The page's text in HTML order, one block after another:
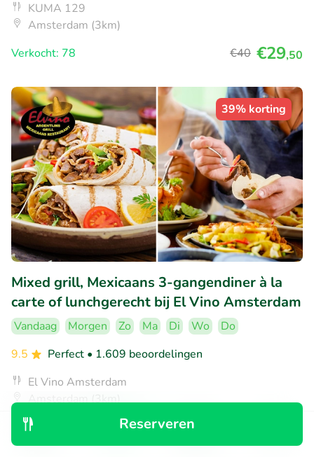
Reserveren
KUMA 129
Amsterdam (3km)
Verkocht: 78
€40 €29,50
39% korting
Mixed grill, Mexicaans 3-gangendiner à la
carte of lunchgerecht bij El Vino Amsterdam
Vandaag Morgen Zo Ma Di Wo
Do
9.5
Perfect • 1.609 beoordelingen
El Vino Amsterdam
Amsterdam (3km)
Verkocht: 247